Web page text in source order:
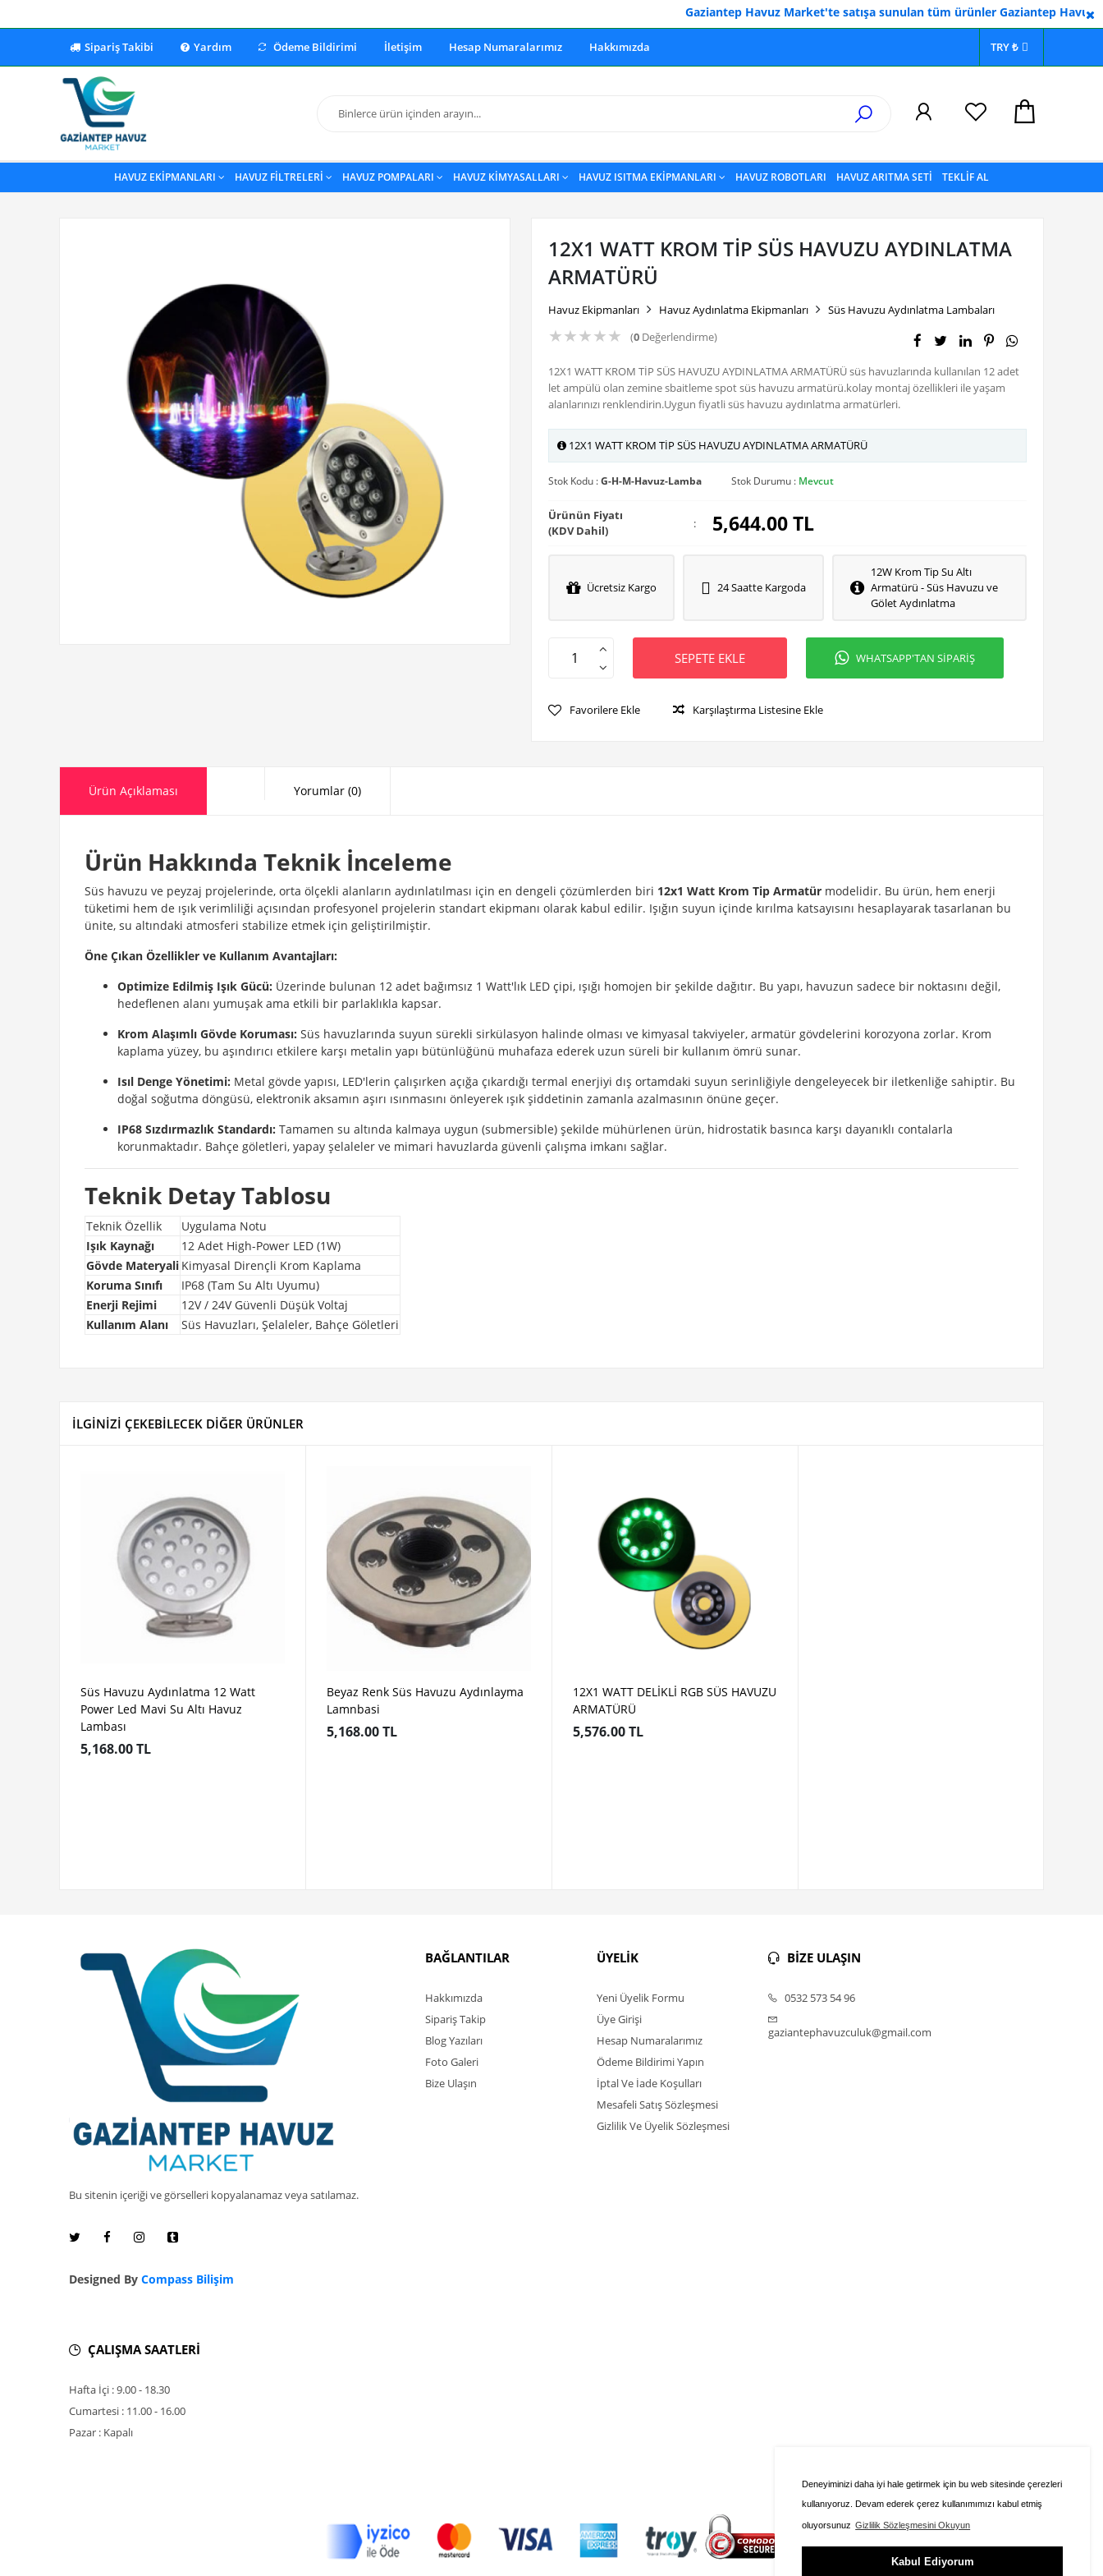
Deneyiminizi daha iyi hale getirmek için bu web sitesinde çerezleri
kullanıyoruz. Devam ederek çerez kullanımımızı kabul etmiş
oluyorsunuz Gizlilik Sözleşmesini Okuyun
Kabul Ediyorum
Gaziantep Havuz Market'te satışa sunulan tüm ürünler Gaziantep Havuzculuk
Sipariş Takibi Yardım Ödeme Bildirimi İletişim Hesap Numaralarımız Hakkımızda TRY ₺
HAVUZ EKİPMANLARI HAVUZ FİLTRELERİ HAVUZ POMPALARI HAVUZ KİMYASALLARI HAVUZ ISITMA EKİPMANLARI HAVUZ ROBOTLARI HAVUZ ARITMA SETİ TEKLİF AL
12X1 WATT KROM TİP SÜS HAVUZU AYDINLATMA
ARMATÜRÜ
Havuz Ekipmanları Havuz Aydınlatma Ekipmanları Süs Havuzu Aydınlatma Lambaları
★★★★★ (0 Değerlendirme)
12X1 WATT KROM TİP SÜS HAVUZU AYDINLATMA ARMATÜRÜ süs havuzlarında kullanılan 12 adet
let ampülü olan zemine sbaitleme spot süs havuzu armatürü.kolay montaj özellikleri ile yaşam
alanlarınızı renklendirin.Uygun fiyatli süs havuzu aydınlatma armatürleri.
12X1 WATT KROM TİP SÜS HAVUZU AYDINLATMA ARMATÜRÜ
Stok Kodu :G-H-M-Havuz-Lamba Stok Durumu : Mevcut
Ürünün Fiyatı
(KDV Dahil)
: 5,644.00TL
Ücretsiz Kargo 24 Saatte Kargoda
12W Krom Tip Su Altı
Armatürü - Süs Havuzu ve
Gölet Aydınlatma
SEPETE EKLE WHATSAPP'TAN SİPARİŞ
Favorilere Ekle Karşılaştırma Listesine Ekle
Ürün Açıklaması Yorumlar (0)
Ürün Hakkında Teknik İnceleme
Süs havuzu ve peyzaj projelerinde, orta ölçekli alanların aydınlatılması için en dengeli çözümlerden biri 12x1 Watt Krom Tip Armatür modelidir. Bu ürün, hem enerji
tüketimi hem de ışık verimliliği açısından profesyonel projelerin standart ekipmanı olarak kabul edilir. Işığın suyun içinde kırılma katsayısını hesaplayarak tasarlanan bu
ünite, su altındaki atmosferi stabilize etmek için geliştirilmiştir.
Öne Çıkan Özellikler ve Kullanım Avantajları:
Optimize Edilmiş Işık Gücü: Üzerinde bulunan 12 adet bağımsız 1 Watt'lık LED çipi, ışığı homojen bir şekilde dağıtır. Bu yapı, havuzun sadece bir noktasını değil,
hedeflenen alanı yumuşak ama etkili bir parlaklıkla kapsar.
Krom Alaşımlı Gövde Koruması: Süs havuzlarında suyun sürekli sirkülasyon halinde olması ve kimyasal takviyeler, armatür gövdelerini korozyona zorlar. Krom
kaplama yüzey, bu aşındırıcı etkilere karşı metalin yapı bütünlüğünü muhafaza ederek uzun süreli bir kullanım ömrü sunar.
Isıl Denge Yönetimi: Metal gövde yapısı, LED'lerin çalışırken açığa çıkardığı termal enerjiyi dış ortamdaki suyun serinliğiyle dengeleyecek bir iletkenliğe sahiptir. Bu
doğal soğutma döngüsü, elektronik aksamın aşırı ısınmasını önleyerek ışık şiddetinin zamanla azalmasının önüne geçer.
IP68 Sızdırmazlık Standardı: Tamamen su altında kalmaya uygun (submersible) şekilde mühürlenen ürün, hidrostatik basınca karşı dayanıklı contalarla
korunmaktadır. Bahçe göletleri, yapay şelaleler ve mimari havuzlarda güvenli çalışma imkanı sağlar.
Teknik Detay Tablosu
Teknik Özellik
Uygulama Notu
Işık Kaynağı
12 Adet High-Power LED (1W)
Gövde Materyali Kimyasal Dirençli Krom Kaplama
Koruma Sınıfı
IP68 (Tam Su Altı Uyumu)
Enerji Rejimi
12V / 24V Güvenli Düşük Voltaj
Kullanım Alanı
Süs Havuzları, Şelaleler, Bahçe Göletleri
İLGİNİZİ ÇEKEBİLECEK DİĞER ÜRÜNLER
Süs Havuzu Aydınlatma 12 Watt
Power Led Mavi Su Altı Havuz
Lambası
5,168.00 TL
Beyaz Renk Süs Havuzu Aydınlayma
Lamnbasi
5,168.00 TL
12X1 WATT DELİKLİ RGB SÜS HAVUZU
ARMATÜRÜ
5,576.00 TL
Bu sitenin içeriği ve görselleri kopyalanamaz veya satılamaz.
Designed By Compass Bilişim
BAĞLANTILAR
Hakkımızda
Sipariş Takip
Blog Yazıları
Foto Galeri
Bize Ulaşın
ÜYELİK
Yeni Üyelik Formu
Üye Girişi
Hesap Numaralarımız
Ödeme Bildirimi Yapın
İptal Ve İade Koşulları
Mesafeli Satış Sözleşmesi
Gizlilik Ve Üyelik Sözleşmesi
BİZE ULAŞIN
0532 573 54 96
gaziantephavuzculuk@gmail.com
ÇALIŞMA SAATLERİ
Hafta İçi : 9.00 - 18.30
Cumartesi : 11.00 - 16.00
Pazar : Kapalı